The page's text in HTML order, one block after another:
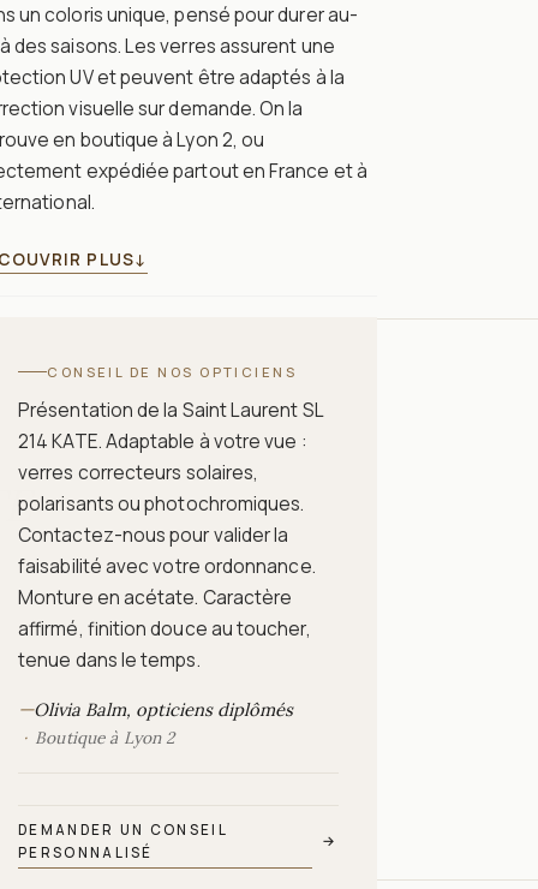
un coloris unique, pensé pour durer au-
des saisons. Les verres assurent une
UV et peuvent être adaptés à la
visuelle sur demande. On la
en boutique à Lyon 2, ou
expédiée partout en France et à
PLUS↓
CONSEIL DE NOS OPTICIENS
Présentation de la Saint Laurent SL
214 KATE. Adaptable à votre vue :
verres correcteurs solaires,
polarisants ou photochromiques.
Contactez-nous pour valider la
faisabilité avec votre ordonnance.
Monture en acétate. Caractère
affirmé, finition douce au toucher,
tenue dans le temps.
—Olivia Balm, opticiens diplômés
Boutique à Lyon 2
DEMANDER UN CONSEIL
PERSONNALISÉ
→